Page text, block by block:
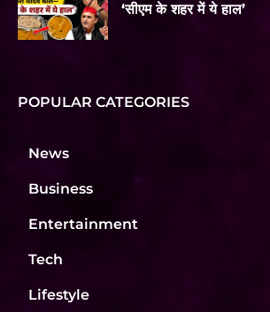
‘सीएम के शहर में ये हाल’
POPULAR CATEGORIES
News
Business
Entertainment
Tech
Lifestyle